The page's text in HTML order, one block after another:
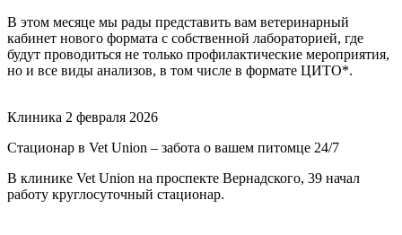
В этом месяце мы рады представить вам ветеринарный
кабинет нового формата с собственной лабораторией, где
будут проводиться не только профилактические мероприятия,
но и все виды анализов, в том числе в формате ЦИТО*.
Клиника 2 февраля 2026
Стационар в Vet Union – забота о вашем питомце 24/7
В клинике Vet Union на проспекте Вернадского, 39 начал
работу круглосуточный стационар.